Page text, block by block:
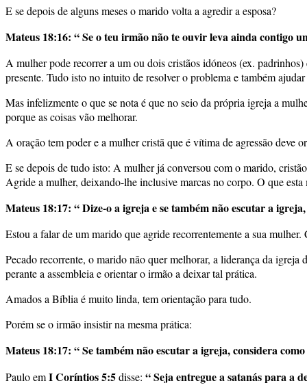
E se depois de alguns meses o marido volta a agredir a esposa?
Mateus 18:16: “ Se o teu irmão não te ouvir leva ainda contigo
A mulher pode recorrer a um ou dois cristãos idóneos (ex.
presente. Tudo isto no intuito de resolver o problema e também
Mas infelizmente o que se nota é que no seio da própria igreja a
porque as coisas vão melhorar.
A oração tem poder e a mulher cristã que é vítima de agressão deve
E se depois de tudo isto: A mulher já conversou com o marido,
Agride a mulher, deixando-lhe inclusive marcas no corpo. O que esta
Mateus 18:17: “ Dize-o a igreja e se também não escutar a
Estou a falar de um marido que agride recorrentemente a sua
Pecado recorrente, o marido não quer melhorar, a liderança da
perante a assembleia e orientar o irmão a deixar tal prática.
Amados a Bíblia é muito linda, tem orientação para tudo.
Porém se o irmão insistir na mesma prática:
Mateus 18:17: “ Se também não escutar a igreja, considera
Paulo emI Coríntios 5:5disse: “ Seja entregue a satanás para a